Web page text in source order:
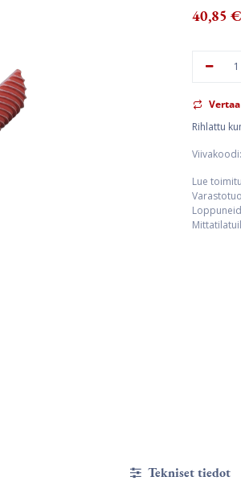
40,85 €
Vertaa
Rihlattu
Viivakoodi:
Lue
Tekniset tiedot